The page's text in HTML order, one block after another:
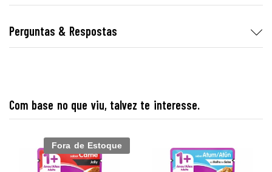
Perguntas & Respostas
Com base no que viu, talvez te interesse.
Fora de Estoque